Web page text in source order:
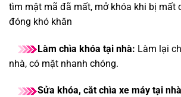
tìm mật mã đã mất, mở khóa khi bị mất
đóng khó khăn
Làm chìa khóa tại nhà: Làm lại
nhà, có mặt nhanh chóng.
Sửa khóa, cắt chìa xe máy tại